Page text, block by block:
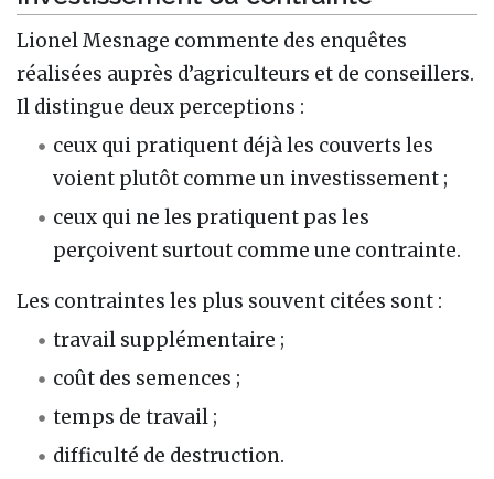
Lionel Mesnage commente des enquêtes
réalisées auprès d’agriculteurs et de conseillers.
Il distingue deux perceptions :
ceux qui pratiquent déjà les couverts les
voient plutôt comme un investissement ;
ceux qui ne les pratiquent pas les
perçoivent surtout comme une contrainte.
Les contraintes les plus souvent citées sont :
travail supplémentaire ;
coût des semences ;
temps de travail ;
difficulté de destruction.